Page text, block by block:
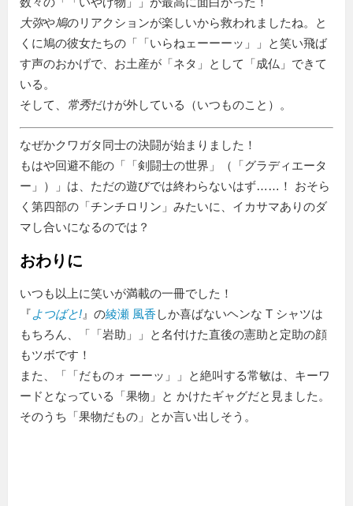
大弥や鳩のリアクションが楽しいから救われましたね。と
くに鳩の彼女たちの「
いらねェーーーッ
」と笑い飛ば
す声のおかげで、お土産が「ネタ」として「成仏」できて
いる。
そして、
常秀だけが外している（いつものこと）。
なぜかクワガタ同士の決闘が始まりました！
もはや回避不能の「
剣闘士の世界 （
グラディエータ
ー
）」は、ただの遊びでは終わらないはず……！ おそら
く第四部の「チンチロリン」みたいに、イカサマありのダ
マし合いになるのでは？
おわりに
いつも以上に笑いが満載の一冊でした！
『よつばと! 』の綾瀬 風香 しか喜ばないヘンな T シャツは
もちろん、「
岩助
」と名付けた直後の憲助と定助の顔
もツボです！
また、「
だものォ ーーッ
」と絶叫する常敏は、キーワ
ードとなっている「果物」と かけたギャグだと見ました。
そのうち「果物だもの」とか言い出しそう。